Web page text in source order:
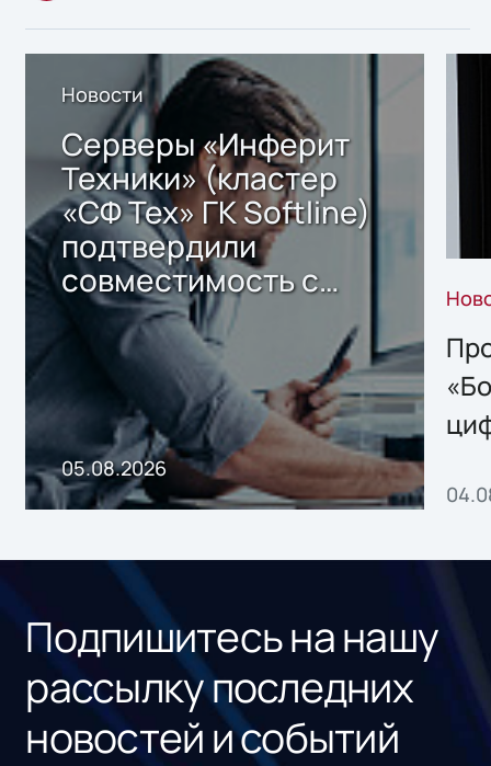
Новости
Серверы «Инферит
Техники» (кластер
«СФ Тех» ГК Softline)
подтвердили
совместимость с
решением Sharx
Storage 2.x для
хранения данных
05.08.2026
Подпишитесь на нашу
рассылку последних
новостей и событий